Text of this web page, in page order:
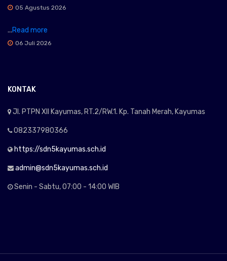
05 Agustus 2026
...Read more
06 Juli 2026
KONTAK
Jl. PTPN XII Kayumas, RT.2/RW.1. Kp. Tanah Merah, Kayumas
082337980366
https://sdn5kayumas.sch.id
admin@sdn5kayumas.sch.id
Senin - Sabtu, 07:00 - 14:00 WIB